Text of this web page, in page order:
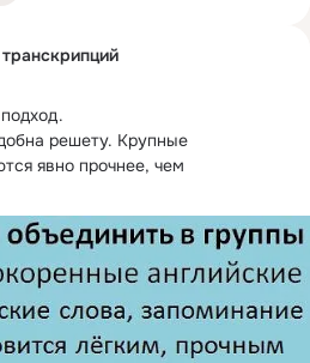
решету. Крупные
явно прочнее, чем
Ещё